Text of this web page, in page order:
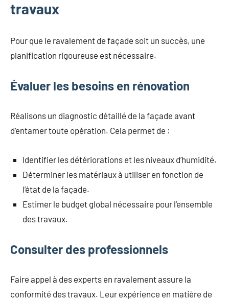
travaux
Pour que le ravalement de façade soit un succès, une
planification rigoureuse est nécessaire.
Évaluer les besoins en rénovation
Réalisons un diagnostic détaillé de la façade avant
d’entamer toute opération. Cela permet de :
Identifier les détériorations et les niveaux d’humidité.
Déterminer les matériaux à utiliser en fonction de
l’état de la façade.
Estimer le budget global nécessaire pour l’ensemble
des travaux.
Consulter des professionnels
Faire appel à des experts en ravalement assure la
conformité des travaux. Leur expérience en matière de